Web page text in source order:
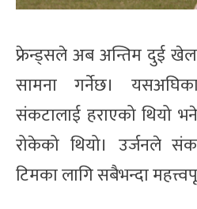
फ्रेन्ड्सले अब अन्तिम दुई
सामना गर्नेछ।
संकटालाई हराएको थियो
रोकेको थियो। उर्जनले
टिमका लागि सबैभन्दा